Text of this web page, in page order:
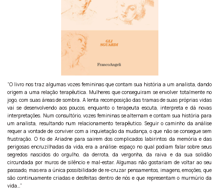
“O livro nos traz algumas vozes femininas que contam sua história a um analista, dando
origem a uma relação terapêutica. Mulheres que conseguiram se envolver totalmente no
jogo, com suas áreas de sombra. A lenta recomposição das tramas de suas próprias vidas
vai se desenvolvendo aos poucos, enquanto o terapeuta escuta, interpreta e dá novas
interpretações. Num consultório, vozes femininas se alternam e contam sua história para
um analista, resultando num relacionamento terapêutico. Seguir o caminho da análise
requer a vontade de conviver com a inquietação da mudança, o que não se consegue sem
frustração. O fio de Ariadne para sairem dos complicados labirintos da memória e das
perigosas encruzilhadas da vida, era a análise: espaço no qual podiam falar sobre seus
segredos nascidos do orgulho, da derrota, da vergonha, da raiva e da sua solidão
circundada por muros de silêncio e mal-estar. Algumas não gostariam de voltar ao seu
passado, mas era a única possibilidade de re-cruzar pensamentos, imagens, emoções, que
são continuamente criadas e desfeitas dentro de nós e que representam o murmúrio da
vida…”